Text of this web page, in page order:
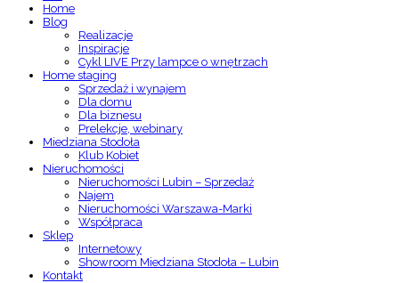
Home
Blog
Realizacje
Inspiracje
Cykl LIVE Przy lampce o wnętrzach
Home staging
Sprzedaż i wynajem
Dla domu
Dla biznesu
Prelekcje, webinary
Miedziana Stodoła
Klub Kobiet
Nieruchomości
Nieruchomości Lubin – Sprzedaż
Najem
Nieruchomości Warszawa-Marki
Współpraca
Sklep
Internetowy
Showroom Miedziana Stodoła – Lubin
Kontakt